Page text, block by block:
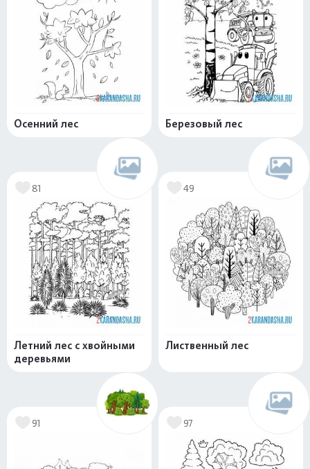
Осенний лес Березовый лес
81
Летний лес с хвойными
деревьями
49
Лиственный лес
91 97